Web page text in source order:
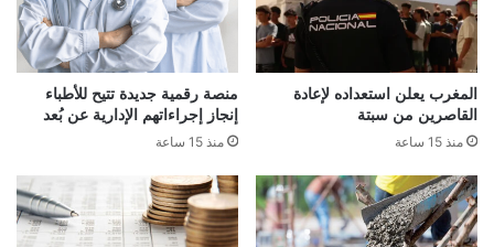
المغرب يعلن استعداده لإعادة
القاصرين من سبتة
منذ 15 ساعة
منصة رقمية جديدة تتيح للأطباء
إنجاز إجراءاتهم الإدارية عن بُعد
منذ 15 ساعة